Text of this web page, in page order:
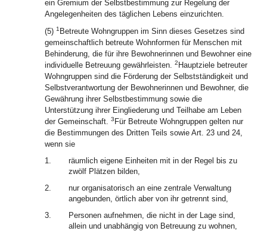
ein Gremium der Selbstbestimmung zur Regelung der
Angelegenheiten des täglichen Lebens einzurichten.
(5) 1 Betreute Wohngruppen im Sinn dieses Gesetzes sind
gemeinschaftlich betreute Wohnformen für Menschen mit
Behinderung, die für ihre Bewohnerinnen und Bewohner eine
individuelle Betreuung gewährleisten. 2 Hauptziele betreuter
Wohngruppen sind die Förderung der Selbstständigkeit und
Selbstverantwortung der Bewohnerinnen und Bewohner, die
Gewährung ihrer Selbstbestimmung sowie die
Unterstützung ihrer Eingliederung und Teilhabe am Leben
der Gemeinschaft. 3 Für Betreute Wohngruppen gelten nur
die Bestimmungen des Dritten Teils sowie Art. 23 und 24,
wenn sie
1.
räumlich eigene Einheiten mit in der Regel bis zu
zwölf Plätzen bilden,
2.
nur organisatorisch an eine zentrale Verwaltung
angebunden, örtlich aber von ihr getrennt sind,
3.
Personen aufnehmen, die nicht in der Lage sind,
allein und unabhängig von Betreuung zu wohnen,